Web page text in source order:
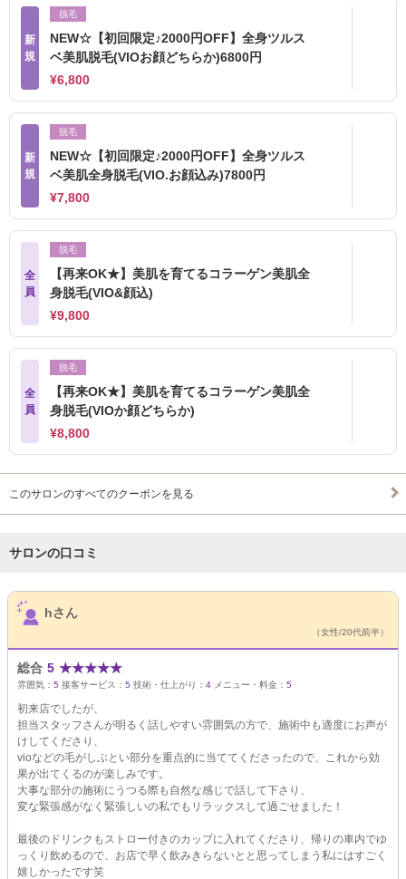
新
規
脱毛
NEW☆【初回限定♪2000円OFF】全身ツルス
ベ美肌脱毛(VIOお顔どちらか)6800円
¥6,800
新
規
脱毛
NEW☆【初回限定♪2000円OFF】全身ツルス
ベ美肌全身脱毛(VIO.お顔込み)7800円
¥7,800
全
員
脱毛
【再来OK★】美肌を育てるコラーゲン美肌全
身脱毛(VIO&顔込)
¥9,800
全
員
脱毛
【再来OK★】美肌を育てるコラーゲン美肌全
身脱毛(VIOか顔どちらか)
¥8,800
このサロンのすべてのクーポンを見る
サロンの口コミ
サロンPick Up
hさん
（女性/20代前半）
総合 5 ★★★★★
雰囲気： 5 接客サービス： 5 技術・仕上がり： 4 メニュー・料金： 5
初来店でしたが、
担当スタッフさんが明るく話しやすい雰囲気の方で、施術中も適度にお声が
けしてくださり、
vioなどの毛がしぶとい部分を重点的に当ててくださったので、これから効
果が出てくるのが楽しみです。
大事な部分の施術にうつる際も自然な感じで話して下さり、
変な緊張感がなく緊張しいの私でもリラックスして過ごせました！
最後のドリンクもストロー付きのカップに入れてくださり、帰りの車内でゆ
っくり飲めるので、お店で早く飲みきらないとと思ってしまう私にはすごく
嬉しかったです笑